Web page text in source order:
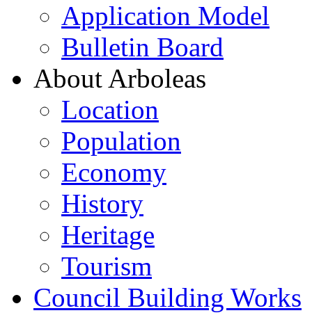
Application Model
Bulletin Board
About Arboleas
Location
Population
Economy
History
Heritage
Tourism
Council Building Works